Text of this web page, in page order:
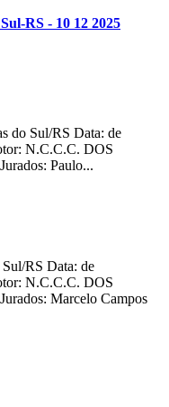
RS - 10 12 2025
do Sul/RS Data: de
N.C.C.C. DOS
Paulo...
RS Data: de
N.C.C.C. DOS
Marcelo Campos